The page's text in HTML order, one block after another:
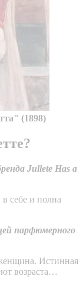
(1898)
Jullete Has a
себе и полна
парфюмерного
Истинная
возраста…